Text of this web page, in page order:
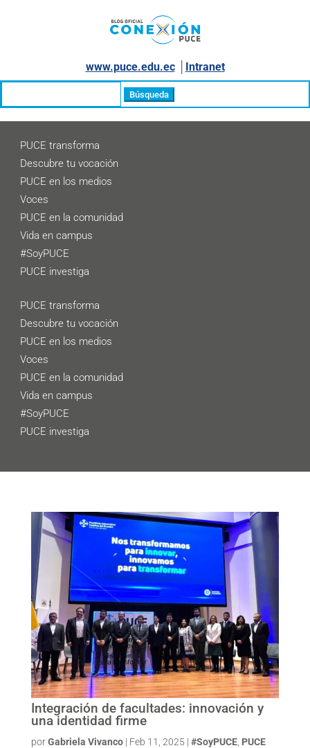
www.puce.edu.ec│ Intranet
PUCE transforma
Descubre tu vocación
PUCE en los medios
Voces
PUCE en la comunidad
Vida en campus
#SoyPUCE
PUCE investiga
PUCE transforma
Descubre tu vocación
PUCE en los medios
Voces
PUCE en la comunidad
Vida en campus
#SoyPUCE
PUCE investiga
Integración de facultades: innovación y
una identidad firme
porGabriela Vivanco| Feb 11, 2025 | #SoyPUCE, PUCE